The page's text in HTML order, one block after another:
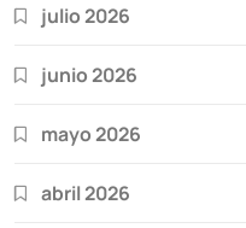
julio 2026
junio 2026
mayo 2026
abril 2026